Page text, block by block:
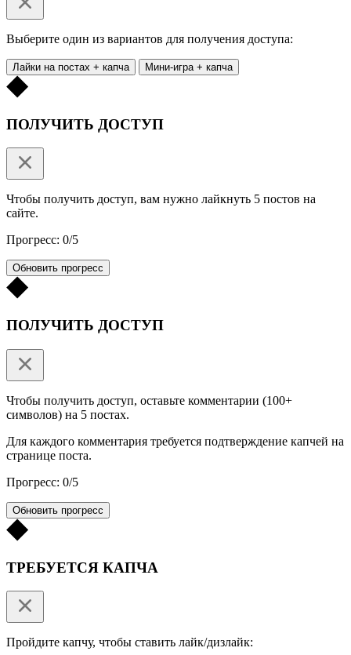
Выберите один из вариантов для получения доступа:
Лайки на постах + капча Мини-игра + капча
ПОЛУЧИТЬ ДОСТУП
Чтобы получить доступ, вам нужно лайкнуть 5 постов на
сайте.
Прогресс: 0/5
Обновить прогресс
ПОЛУЧИТЬ ДОСТУП
Чтобы получить доступ, оставьте комментарии (100+
символов) на 5 постах.
Для каждого комментария требуется подтверждение капчей на
странице поста.
Прогресс: 0/5
Обновить прогресс
ТРЕБУЕТСЯ КАПЧА
Пройдите капчу, чтобы ставить лайк/дизлайк: